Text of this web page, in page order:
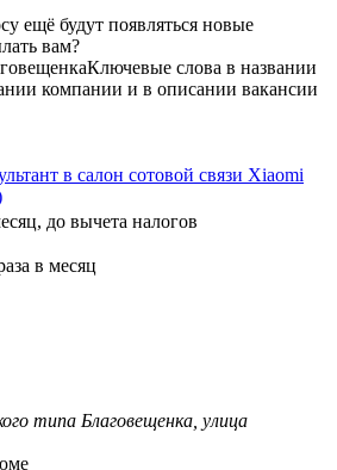
ещё будут появляться новые
вам?
Ключевые слова в названии
компании и в описании вакансии
в салон сотовой связи Xiaomi
до вычета налогов
в месяц
типа Благовещенка, улица